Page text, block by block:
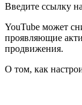
Введите ссылку
YouTube может
проявляющие
продвижения.
О том, как